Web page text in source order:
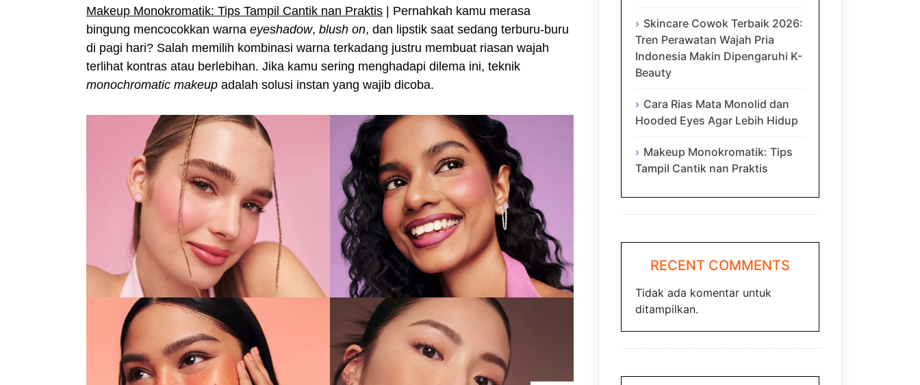
Makeup Monokromatik: Tips Tampil Cantik nan Praktis | Pernahkah kamu merasa
bingung mencocokkan warna eyeshadow, blush on, dan lipstik saat sedang terburu-buru
di pagi hari? Salah memilih kombinasi warna terkadang justru membuat riasan wajah
terlihat kontras atau berlebihan. Jika kamu sering menghadapi dilema ini, teknik
monochromatic makeup adalah solusi instan yang wajib dicoba.
Skincare Cowok Terbaik 2026:
Tren Perawatan Wajah Pria
Indonesia Makin Dipengaruhi K-
Beauty
Cara Rias Mata Monolid dan
Hooded Eyes Agar Lebih Hidup
Makeup Monokromatik: Tips
Tampil Cantik nan Praktis
RECENT COMMENTS
Tidak ada komentar untuk
ditampilkan.